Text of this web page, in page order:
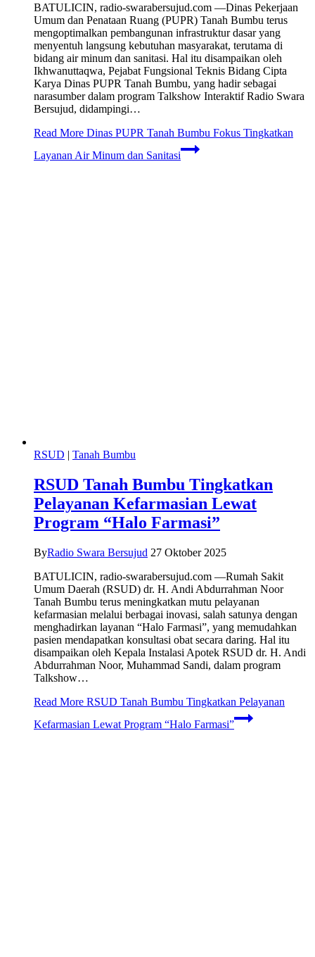
BATULICIN, radio-swarabersujud.com —Dinas Pekerjaan
Umum dan Penataan Ruang (PUPR) Tanah Bumbu terus
mengoptimalkan pembangunan infrastruktur dasar yang
menyentuh langsung kebutuhan masyarakat, terutama di
bidang air minum dan sanitasi. Hal itu disampaikan oleh
Ikhwanuttaqwa, Pejabat Fungsional Teknis Bidang Cipta
Karya Dinas PUPR Tanah Bumbu, yang hadir sebagai
narasumber dalam program Talkshow Interaktif Radio Swara
Bersujud, didampingi…
Read More Dinas PUPR Tanah Bumbu Fokus Tingkatkan
Layanan Air Minum dan Sanitasi
RSUD | Tanah Bumbu
RSUD Tanah Bumbu Tingkatkan
Pelayanan Kefarmasian Lewat
Program “Halo Farmasi”
ByRadio Swara Bersujud 27 Oktober 2025
BATULICIN, radio-swarabersujud.com —Rumah Sakit
Umum Daerah (RSUD) dr. H. Andi Abdurrahman Noor
Tanah Bumbu terus meningkatkan mutu pelayanan
kefarmasian melalui berbagai inovasi, salah satunya dengan
menghadirkan layanan “Halo Farmasi”, yang memudahkan
pasien mendapatkan konsultasi obat secara daring. Hal itu
disampaikan oleh Kepala Instalasi Apotek RSUD dr. H. Andi
Abdurrahman Noor, Muhammad Sandi, dalam program
Talkshow…
Read More RSUD Tanah Bumbu Tingkatkan Pelayanan
Kefarmasian Lewat Program “Halo Farmasi”